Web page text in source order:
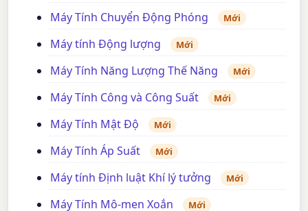
Máy Tính Chuyển Động Phóng Mới
Máy tính Động lượng Mới
Máy Tính Năng Lượng Thế Năng Mới
Máy Tính Công và Công Suất Mới
Máy Tính Mật Độ Mới
Máy Tính Áp Suất Mới
Máy tính Định luật Khí lý tưởng Mới
Máy Tính Mô-men Xoắn Mới